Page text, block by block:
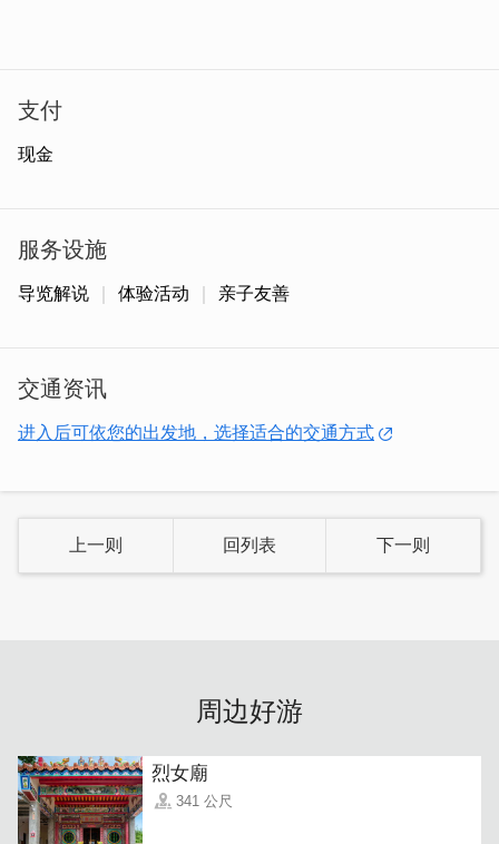
水上体验地点在烈屿乡的沙溪堡，肉眼可见厦门市景是其特
色之一。通常都在路上用望远镜眺望放大版的高楼大厦，这
次来到海上，亲眼欣赏更有感~
支付
现金
服务设施
导览解说 体验活动 亲子友善
交通资讯
进入后可依您的出发地，选择适合的交通方式
上一则 回列表 下一则
周边好游
烈女廟
341 公尺